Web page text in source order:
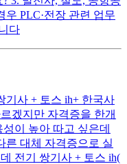
PLC·전장 관련 업무
다
기사 + 토스 ih+ 한국사
겠지만 자격증을 한개
이 높아 따고 싶은데
른 대체 자격증으로 실
전기 쌍기사 + 토스 ih(